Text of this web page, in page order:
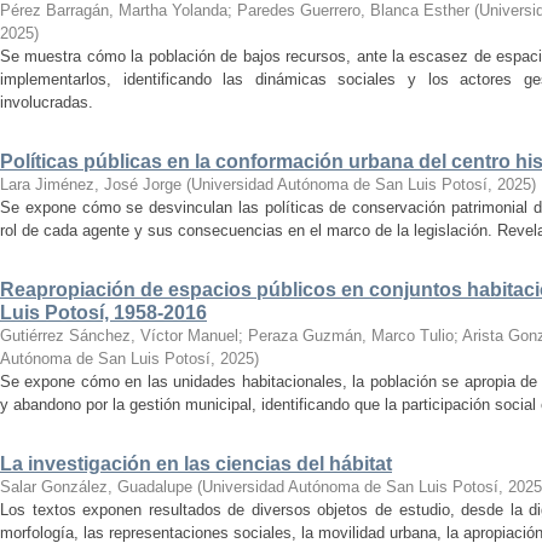
Pérez Barragán, Martha Yolanda; Paredes Guerrero, Blanca Esther (
2025)
Se muestra cómo la población de bajos recursos, ante la escasez de
implementarlos, identificando las dinámicas sociales y los actores
involucradas.
Políticas públicas en la conformación urbana del centro
Lara Jiménez, José Jorge (Universidad Autónoma de San Luis Potosí, 2025)
Se expone cómo se desvinculan las políticas de conservación patrimonial
rol de cada agente y sus consecuencias en el marco de la legislación.
Reapropiación de espacios públicos en conjuntos
Luis Potosí, 1958-2016
Gutiérrez Sánchez, Víctor Manuel ; Peraza Guzmán, Marco Tulio; Arista
Autónoma de San Luis Potosí, 2025)
Se expone cómo en las unidades habitacionales, la población se apropia
y abandono por la gestión municipal, identificando que la participación
La investigación en las ciencias del hábitat
Salar González, Guadalupe (Universidad Autónoma de San Luis Potosí, 2025
Los textos exponen resultados de diversos objetos de estudio, desde la
morfología, las representaciones sociales, la movilidad urbana, la